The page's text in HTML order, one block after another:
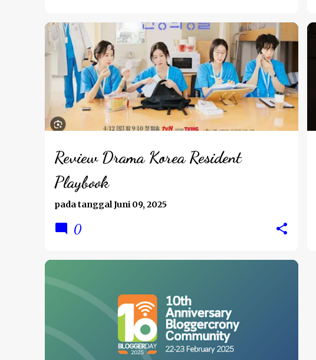
Review Drama Korea Resident
Playbook
pada tanggalJuni 09, 2025
REVIEW DRAMA
0